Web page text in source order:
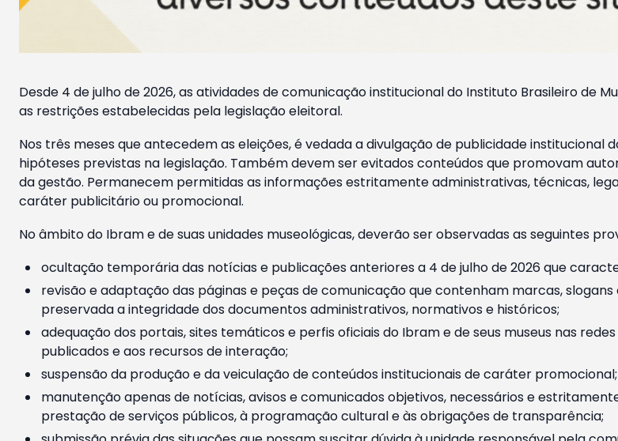
Desde 4 de julho de 2026, as atividades de comunicação institucional do Instituto Brasileiro de
as restrições estabelecidas pela legislação eleitoral.
Nos três meses que antecedem as eleições, é vedada a divulgação de publicidade institucional
hipóteses previstas na legislação. Também devem ser evitados conteúdos que promovam
da gestão. Permanecem permitidas as informações estritamente administrativas, técnicas,
caráter publicitário ou promocional.
No âmbito do Ibram e de suas unidades museológicas, deverão ser observadas as seguintes
ocultação temporária das notícias e publicações anteriores a 4 de julho de 2026 que
revisão e adaptação das páginas e peças de comunicação que contenham marcas,
preservada a integridade dos documentos administrativos, normativos e históricos;
adequação dos portais, sites temáticos e perfis oficiais do Ibram e de seus museus nas
publicados e aos recursos de interação;
suspensão da produção e da veiculação de conteúdos institucionais de caráter promocional;
manutenção apenas de notícias, avisos e comunicados objetivos, necessários e
prestação de serviços públicos, à programação cultural e às obrigações de transparência;